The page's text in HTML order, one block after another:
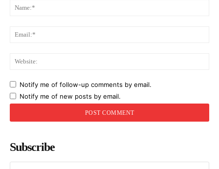
Notify me of follow-up comments by email.
Notify me of new posts by email.
Subscribe